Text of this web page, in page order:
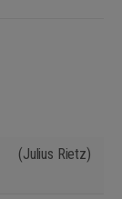
(Julius Rietz)